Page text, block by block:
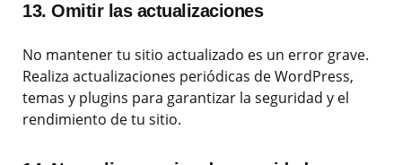
13. Omitir las actualizaciones
No mantener tu sitio actualizado es un error grave.
Realiza actualizaciones periódicas de WordPress,
temas y plugins para garantizar la seguridad y el
rendimiento de tu sitio.